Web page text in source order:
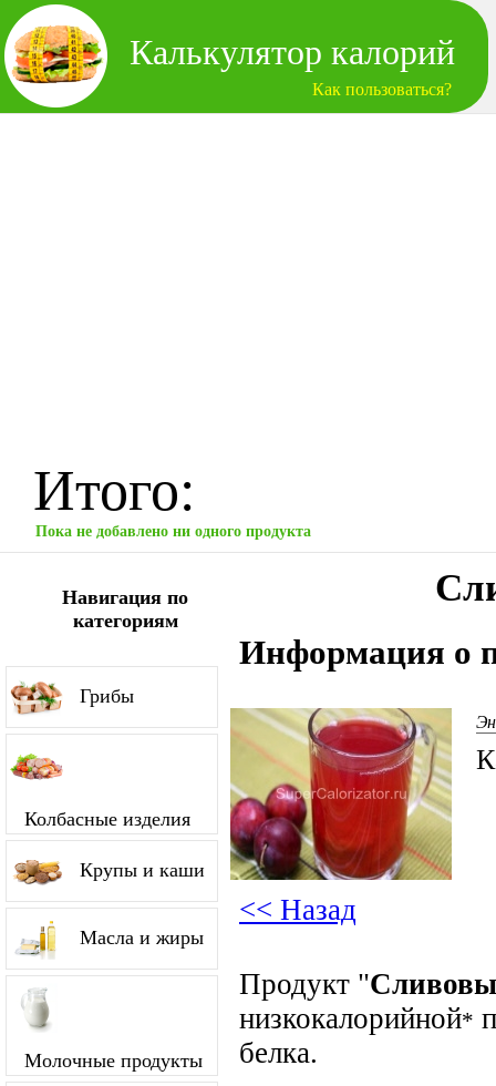
Калькулятор калорий
Как пользоваться?
Итого:
Пока не добавлено ни одного продукта
Навигация по
категориям
Грибы
Колбасные изделия
Крупы и каши
Масла и жиры
Молочные продукты
Информация о
<< Назад
Продукт "
низкокалорийной*
белка.